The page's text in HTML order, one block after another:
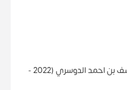
بن احمد الدوسري(
2022 -